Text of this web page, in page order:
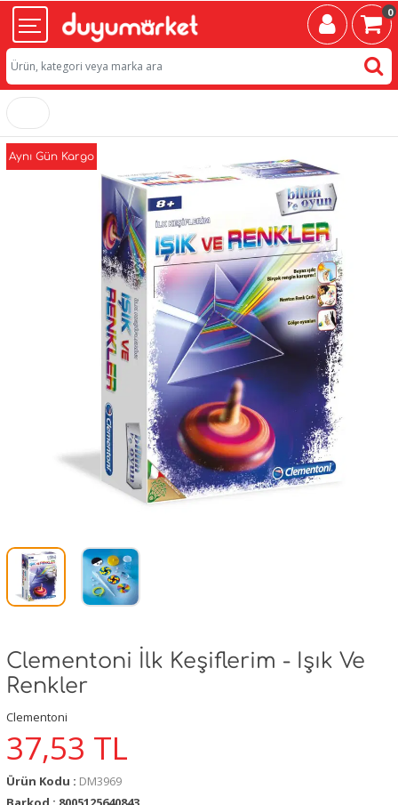
0
Aynı Gün Kargo
Clementoni İlk Keşiflerim - Işık Ve
Renkler
Clementoni
37,53 TL
Ürün Kodu : DM3969